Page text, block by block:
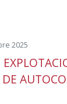
2025